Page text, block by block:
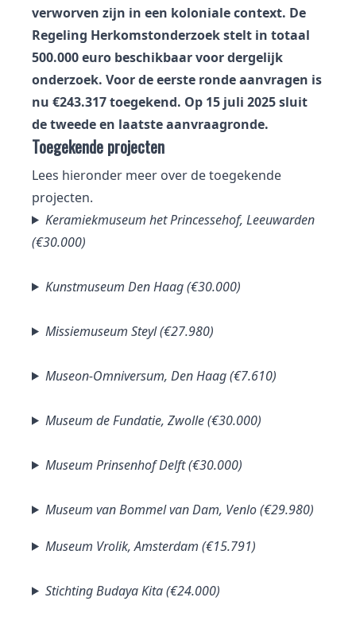
verworven zijn in een koloniale context. De
Regeling Herkomstonderzoek stelt in totaal
500.000 euro beschikbaar voor dergelijk
onderzoek. Voor de eerste ronde aanvragen is
nu €243.317 toegekend. Op 15 juli 2025 sluit
de tweede en laatste aanvraagronde.
Toegekende projecten
Lees hieronder meer over de toegekende
projecten.
Keramiekmuseum het Princessehof, Leeuwarden
(€30.000)
Kunstmuseum Den Haag (€30.000)
Missiemuseum Steyl (€27.980)
Museon-Omniversum, Den Haag (€7.610)
Museum de Fundatie, Zwolle (€30.000)
Museum Prinsenhof Delft (€30.000)
Museum van Bommel van Dam, Venlo (€29.980)
Museum Vrolik, Amsterdam (€15.791)
Stichting Budaya Kita (€24.000)